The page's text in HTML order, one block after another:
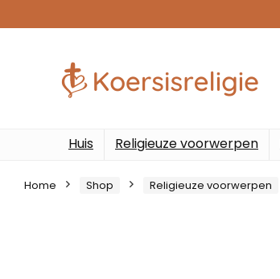
Huis Religieuze voorwerpen
Home Shop Religieuze voorwerpen